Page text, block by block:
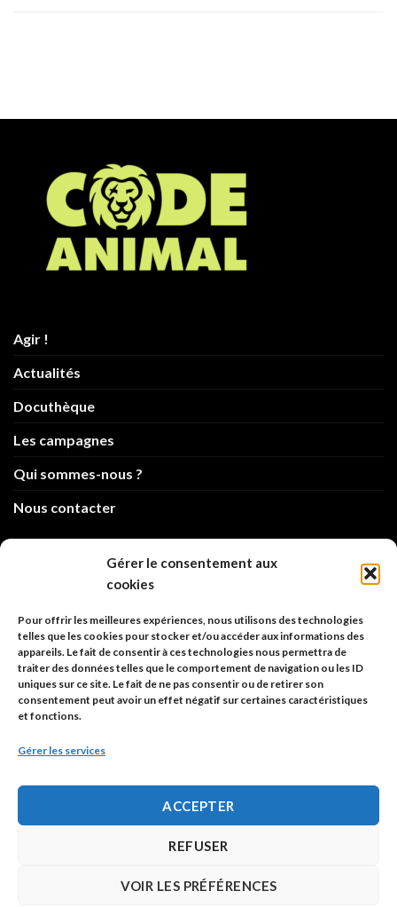
Gérer le consentement aux
cookies
Pour offrir les meilleures expériences, nous utilisons des technologies
telles que les cookies pour stocker et/ou accéder aux informations des
appareils. Le fait de consentir à ces technologies nous permettra de
traiter des données telles que le comportement de navigation ou les ID
uniques sur ce site. Le fait de ne pas consentir ou de retirer son
consentement peut avoir un effet négatif sur certaines caractéristiques
et fonctions.
Gérer les services
ACCEPTER
REFUSER
VOIR LES PRÉFÉRENCES
Agir !
Actualités
Docuthèque
Les campagnes
Qui sommes-nous ?
Nous contacter
info@code-animal.com
Code Animal
26, rue principale
67480 Roppenheim
Adresse à utiliser pour les envois en AR.
Politique de confidentialité